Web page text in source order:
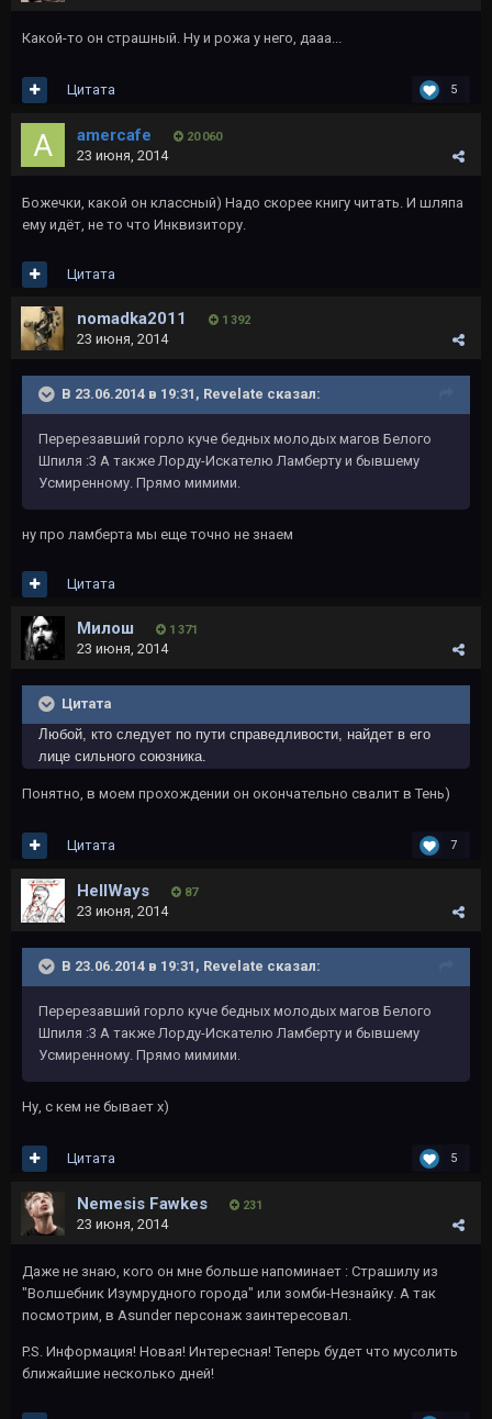
Какой-то он страшный. Ну и рожа у него, дааа...
5
Цитата
amercafe 20 060
23 июня, 2014
Божечки, какой он классный) Надо скорее книгу читать. И шляпа
ему идёт, не то что Инквизитору.
Цитата
nomadka2011 1 392
23 июня, 2014
В 23.06.2014 в 19:31, Revelate сказал:
Перерезавший горло куче бедных молодых магов Белого
Шпиля :3 А также Лорду-Искателю Ламберту и бывшему
Усмиренному. Прямо мимими.
ну про ламберта мы еще точно не знаем
Цитата
Милош 1 371
23 июня, 2014
Цитата
Любой, кто следует по пути справедливости, найдет в его
лице сильного союзника.
Понятно, в моем прохождении он окончательно свалит в Тень)
7
Цитата
HellWays 87
23 июня, 2014
В 23.06.2014 в 19:31, Revelate сказал:
Перерезавший горло куче бедных молодых магов Белого
Шпиля :3 А также Лорду-Искателю Ламберту и бывшему
Усмиренному. Прямо мимими.
Ну, с кем не бывает х)
5
Цитата
Nemesis Fawkes 231
23 июня, 2014
Даже не знаю, кого он мне больше напоминает : Страшилу из
"Волшебник Изумрудного города" или зомби-Незнайку. А так
посмотрим, в Asunder персонаж заинтересовал.
P.S. Информация! Новая! Интересная! Теперь будет что мусолить
ближайшие несколько дней!